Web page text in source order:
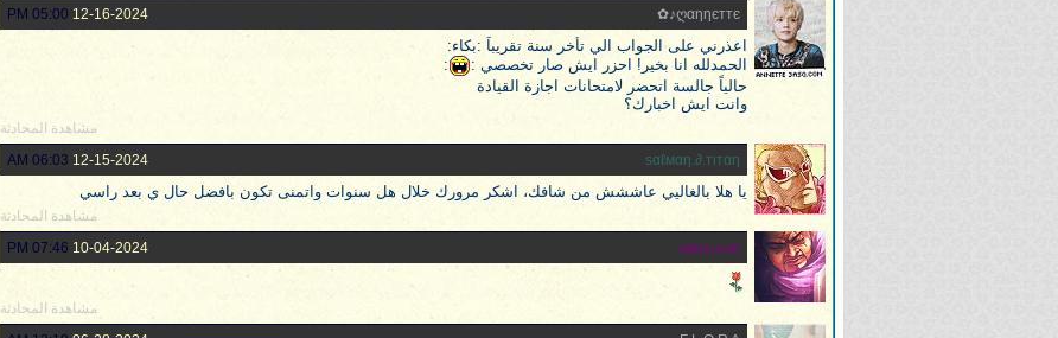
12-16-2024
05:00 PM ღαηηєттє♪✿
اعذرني على الجواب الي تأخر سنة تقريباً :بكاء:
الحمدلله انا بخير! احزر ايش صار تخصصي :
:
حالياً جالسة اتحضر لامتحانات اجازة القيادة
وانت ايش اخبارك؟
مشاهدة المحادثة
12-15-2024
06:03 AM ѕαℓмαη.∂.тιтαη
يا هلا بالغاليي عاششش من شافك، اشكر مرورك خلال هل سنوات واتمنى تكون بافضل حال ي بعد راسي
مشاهدة المحادثة
10-04-2024
07:46 PM αвɒєʟнαĸ
مشاهدة المحادثة